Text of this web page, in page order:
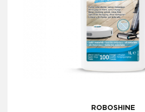
ROBOSHINE